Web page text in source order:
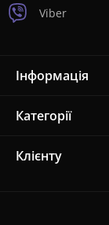
Viber
Інформація
Категорії
Клієнту